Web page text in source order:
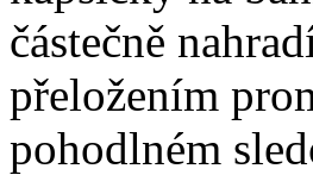
částečně
přeložením
pohodlném